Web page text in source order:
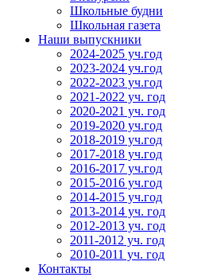
Школьные будни
Школьная газета
Наши выпускники
2024-2025 уч.год
2023-2024 уч.год
2022-2023 уч.год
2021-2022 уч. год
2020-2021 уч. год
2019-2020 уч.год
2018-2019 уч.год
2017-2018 уч.год
2016-2017 уч.год
2015-2016 уч.год
2014-2015 уч.год
2013-2014 уч. год
2012-2013 уч. год
2011-2012 уч. год
2010-2011 уч. год
Контакты